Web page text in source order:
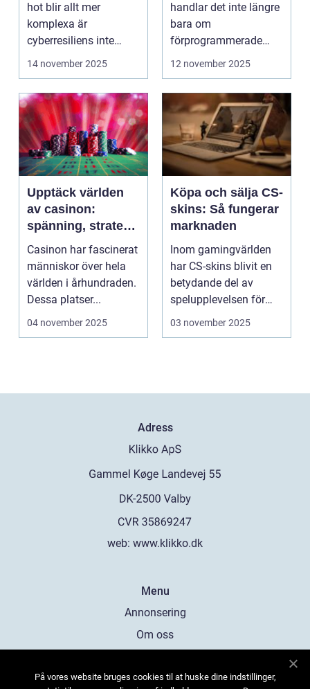
hot blir allt mer
komplexa är
cyberresiliens inte
längre...
14 november 2025
handlar det inte längre
bara om
förprogrammerade
banor och fasta m...
12 november 2025
Upptäck världen
av casinon:
spänning, strategi
och tur
Casinon har fascinerat
människor över hela
världen i århundraden.
Dessa platser...
04 november 2025
Köpa och sälja CS-
skins: Så fungerar
marknaden
Inom gamingvärlden
har CS-skins blivit en
betydande del av
spelupplevelsen för
många...
03 november 2025
Adress
web: www.klikko.dk
Menu
Annonsering
Om oss
Kontakta oss
På vores website bruges cookies til at huske dine indstillinger,